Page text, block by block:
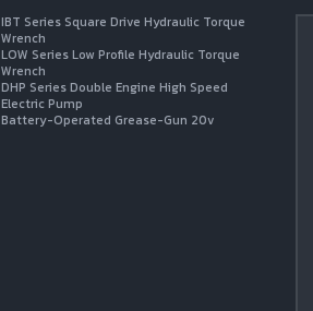
IBT Series Square Drive Hydraulic Torque
Wrench
LOW Series Low Profile Hydraulic Torque
Wrench
DHP Series Double Engine High Speed
Electric Pump
Battery-Operated Grease-Gun 20v